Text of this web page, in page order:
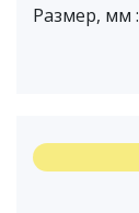
Размер, мм :